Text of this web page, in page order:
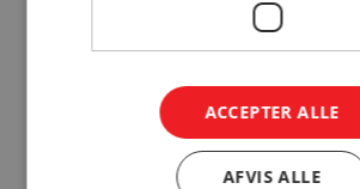
Grejs / Vejle / Tvingstrup /
Horsens
+45 51 51 13 92
kristian@arnebuch.dk
ACCEPTER ALLE
AFVIS ALLE